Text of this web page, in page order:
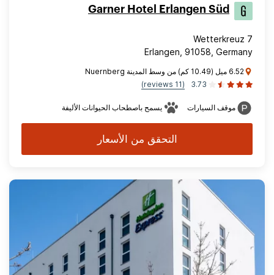
Garner Hotel Erlangen Süd
Wetterkreuz 7
Erlangen, 91058, Germany
6.52 ميل (10.49 كم) من وسط المدينة Nuernberg
3.73
(11 reviews)
موقف السيارات يسمح باصطحاب الحيوانات الأليفة
التحقق من الأسعار